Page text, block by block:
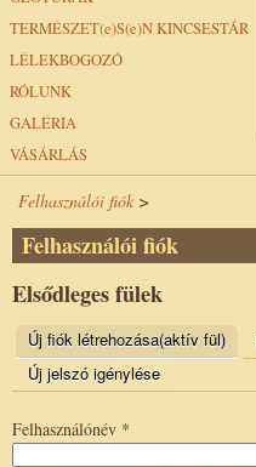
TERMÉSZET(e)S(e)N KINCSESTÁR
LÉLEKBOGOZÓ
RÓLUNK
GALÉRIA
VÁSÁRLÁS
Felhasználói fiók >
Felhasználói fiók
Elsődleges fülek
Új fiók létrehozása(aktív fül)
Új jelszó igénylése
Felhasználónév *